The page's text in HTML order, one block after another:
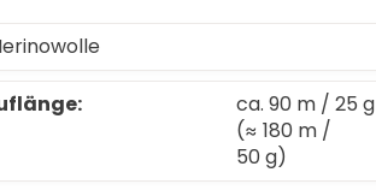
ca. 90 m / 25 g
(≈ 180 m /
50 g)